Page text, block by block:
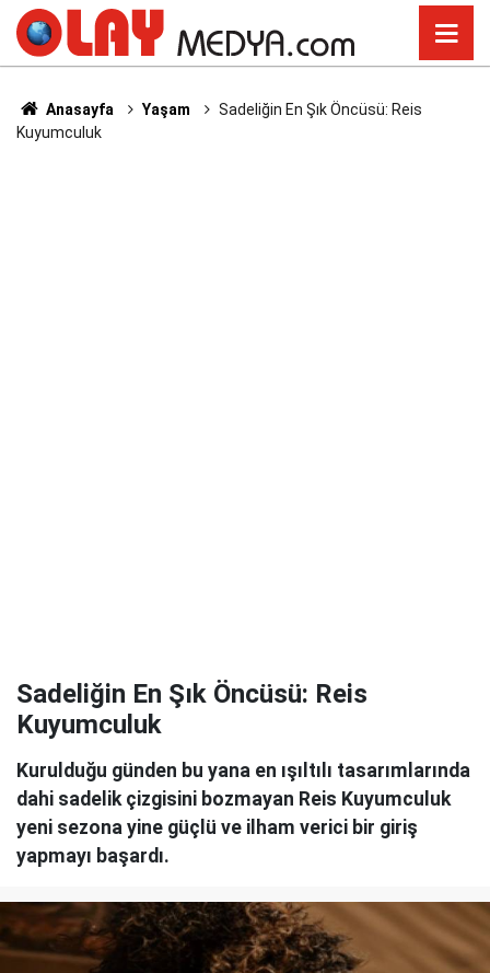
Anasayfa Yaşam
Sadeliğin En Şık Öncüsü: Reis
Kuyumculuk
Sadeliğin En Şık Öncüsü: Reis
Kuyumculuk
Kurulduğu günden bu yana en ışıltılı tasarımlarında
dahi sadelik çizgisini bozmayan Reis Kuyumculuk
yeni sezona yine güçlü ve ilham verici bir giriş
yapmayı başardı.